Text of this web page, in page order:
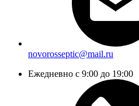
novorosseptic@mail.ru
Ежедневно с 9:00 до 19:00